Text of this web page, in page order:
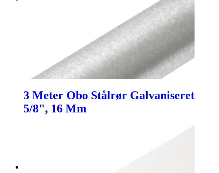
3 Meter Obo Stålrør Galvaniseret
5/8", 16 Mm